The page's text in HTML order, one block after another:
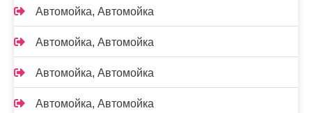
Автомойка, Автомойка
Автомойка, Автомойка
Автомойка, Автомойка
Автомойка, Автомойка